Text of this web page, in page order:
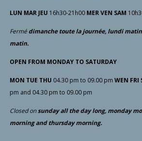
LUN MAR JEU 16h30-21h00 MER VEN SAM
Fermé dimanche toute la journée, lundi
matin.
OPEN FROM MONDAY TO SATURDAY
MON TUE THU 04.30 pm to 09.00 pm WEN FRI
pm and 04.30 pm to 09.00 pm
Closedonsunday all the day long, monday
morning and thursday morning.